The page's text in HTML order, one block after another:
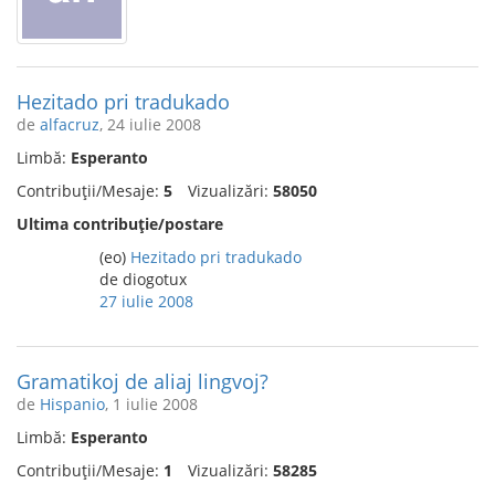
Hezitado pri tradukado
de alfacruz, 24 iulie 2008
Limbă: Esperanto
Contribuții/Mesaje: 5 Vizualizări: 58050
Ultima contribuție/postare
(eo) Hezitado pri tradukado
de diogotux
27 iulie 2008
Gramatikoj de aliaj lingvoj?
de Hispanio, 1 iulie 2008
Limbă: Esperanto
Contribuții/Mesaje: 1 Vizualizări: 58285